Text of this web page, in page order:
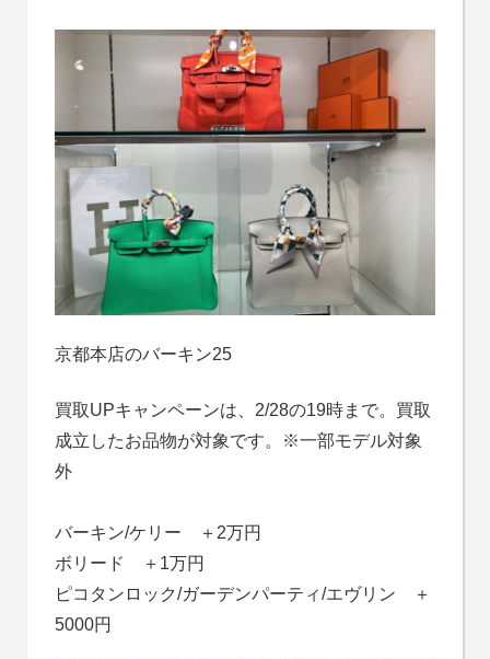
京都本店のバーキン25
買取UPキャンペーンは、2/28の19時まで。買取
成立したお品物が対象です。※一部モデル対象
外
バーキン/ケリー ＋2万円
ボリード ＋1万円
ピコタンロック/ガーデンパーティ/エヴリン ＋
5000円